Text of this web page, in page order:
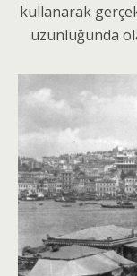
kullanarak
uzunluğunda